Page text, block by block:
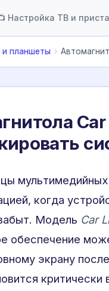
Настройка ТВ и
планшеты ›
когда
Модель Car
обеспечение
экрану